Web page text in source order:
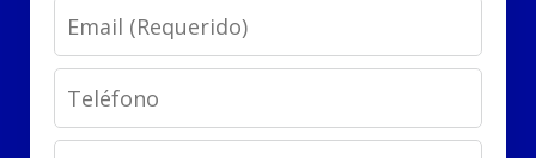
Email
Phone